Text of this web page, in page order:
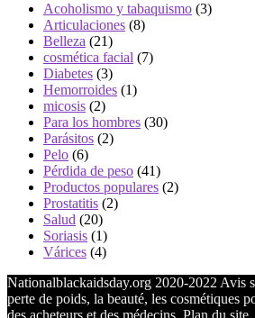
Acoholismo y tabaquismo (3)
Articulaciones (8)
Belleza (21)
cosmética facial (7)
Diabetes (3)
Hemorroides (1)
micosis (2)
Para los hombres (30)
Parásitos (2)
Pelo (6)
Pérdida de peso (41)
Productos populares (2)
Prostatitis (2)
Salud (20)
Soriasis (1)
Várices (4)
Nationalblackaidsday.org 2020-2022 Avis
perte de poids, la beauté, les cosmétiques
des acheteurs et des médecins. Plan du site